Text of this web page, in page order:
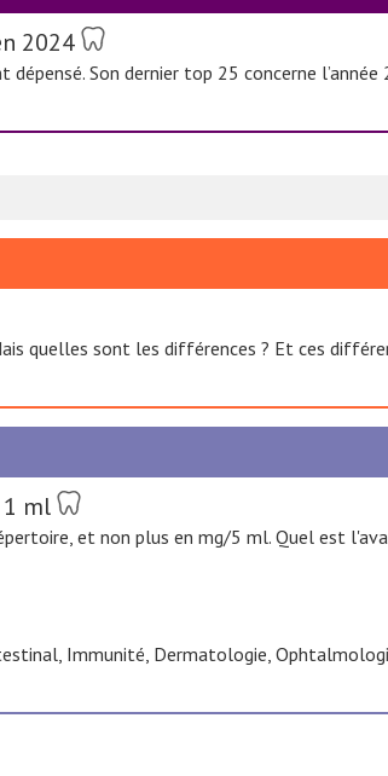
2024
Son dernier top 25 concerne l’année
quelles sont les différences ? Et ces
ml
et non plus en mg/5 ml. Quel est
Immunité, Dermatologie,